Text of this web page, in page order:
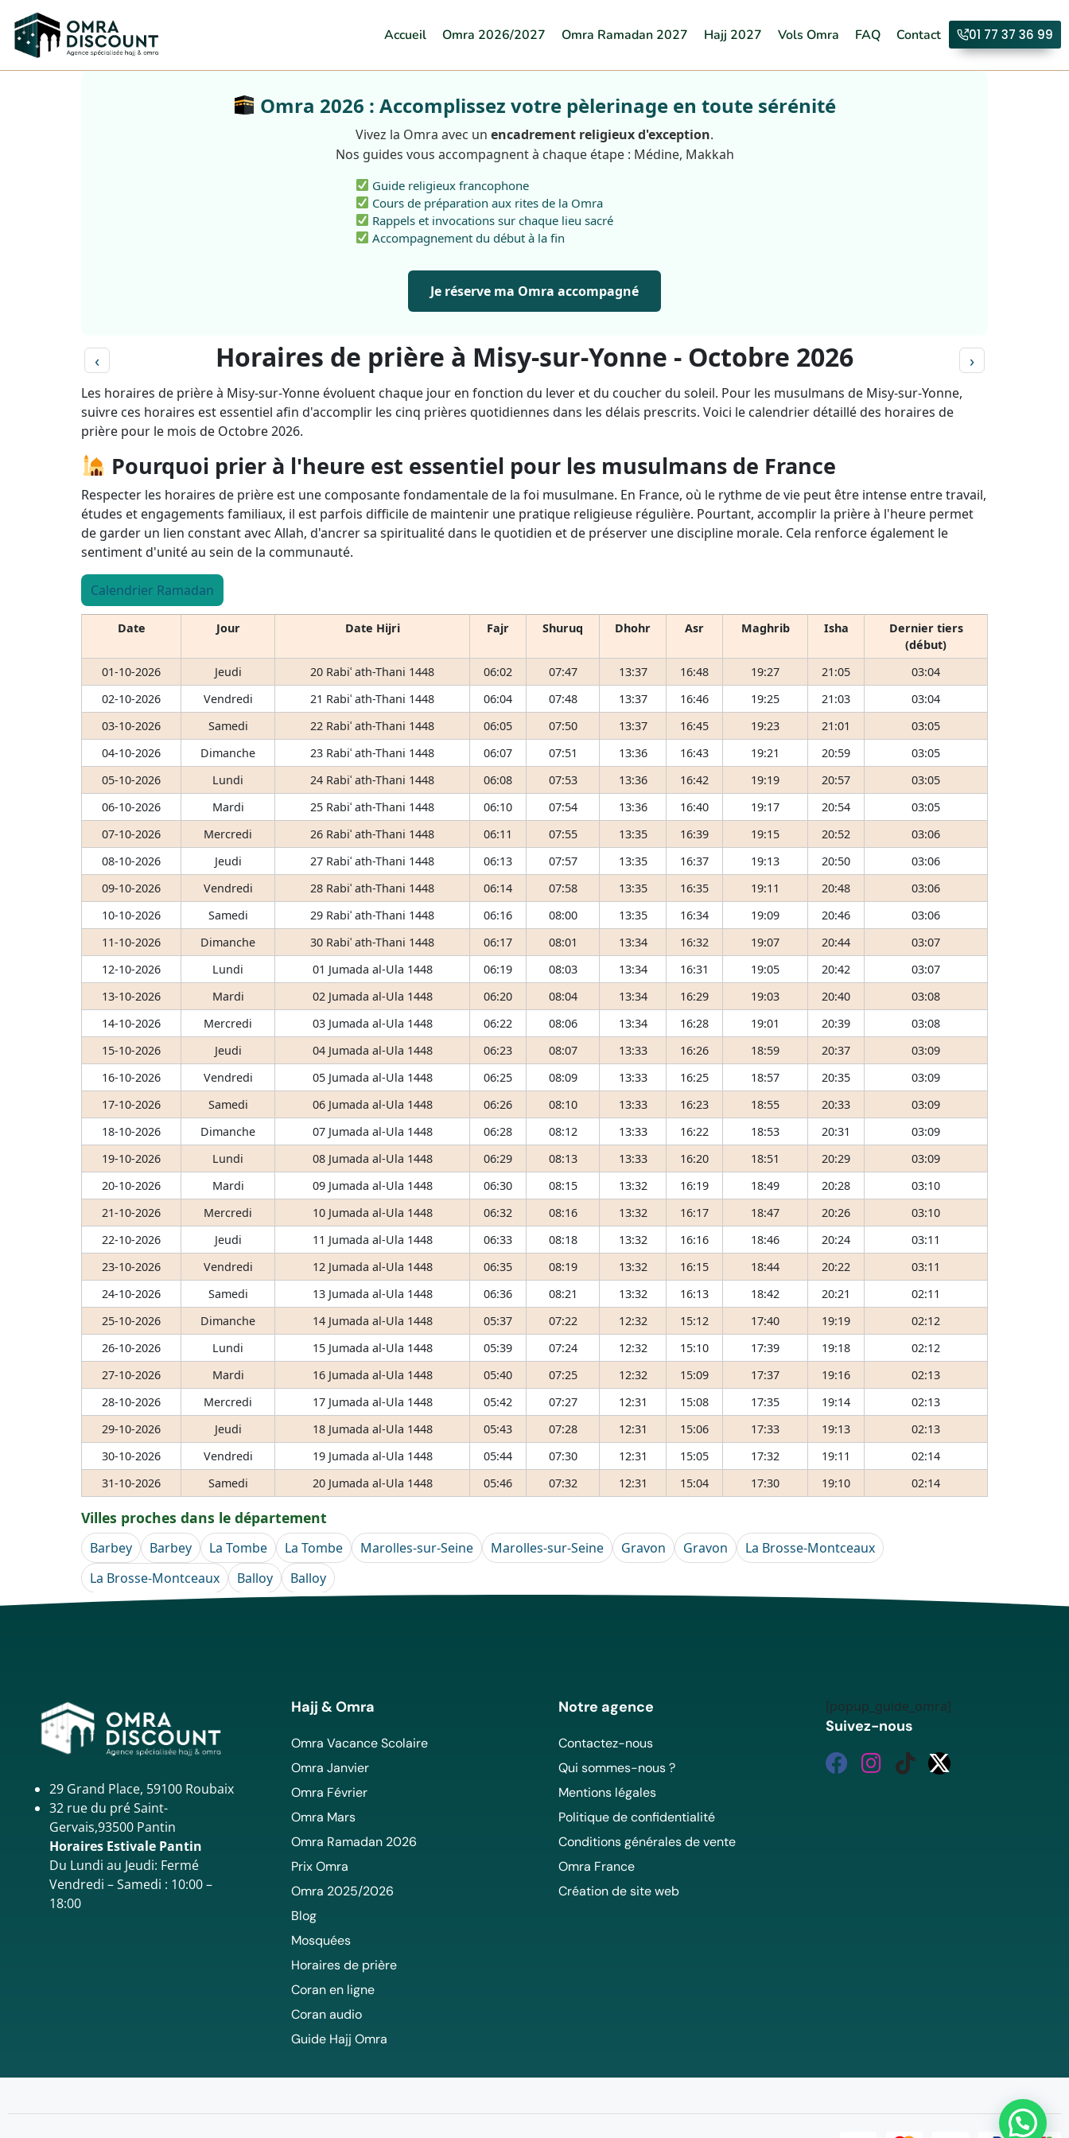
Accueil Omra 2026/2027 Omra Ramadan 2027 Hajj 2027 Vols Omra FAQ Contact 01 77 37 36 99
Omra 2026 : Accomplissez votre pèlerinage en toute sérénité
Vivez la Omra avec un encadrement religieux d'exception.
Nos guides vous accompagnent à chaque étape : Médine, Makkah
Guide religieux francophone
Cours de préparation aux rites de la Omra
Rappels et invocations sur chaque lieu sacré
Accompagnement du début à la fin
Je réserve ma Omra accompagné
‹ Horaires de prière à Misy-sur-Yonne - Octobre 2026 ›
Les horaires de prière à Misy-sur-Yonne évoluent chaque jour en fonction du lever et du coucher du soleil. Pour les musulmans de Misy-sur-Yonne,
suivre ces horaires est essentiel afin d'accomplir les cinq prières quotidiennes dans les délais prescrits. Voici le calendrier détaillé des horaires de
prière pour le mois de Octobre 2026.
Pourquoi prier à l'heure est essentiel pour les musulmans de France
Respecter les horaires de prière est une composante fondamentale de la foi musulmane. En France, où le rythme de vie peut être intense entre travail,
études et engagements familiaux, il est parfois difficile de maintenir une pratique religieuse régulière. Pourtant, accomplir la prière à l'heure permet
de garder un lien constant avec Allah, d'ancrer sa spiritualité dans le quotidien et de préserver une discipline morale. Cela renforce également le
sentiment d'unité au sein de la communauté.
Calendrier Ramadan
Date Jour Date Hijri Fajr Shuruq Dhohr Asr Maghrib Isha
Dernier tiers
(début)
01-10-2026
Jeudi 20 Rabiʿ ath-Thani 1448 06:02 07:47 13:37 16:48 19:27 21:05
03:04
02-10-2026
Vendredi 21 Rabiʿ ath-Thani 1448 06:04 07:48 13:37 16:46 19:25 21:03
03:04
03-10-2026
Samedi 22 Rabiʿ ath-Thani 1448 06:05 07:50 13:37 16:45 19:23 21:01
03:05
04-10-2026
Dimanche 23 Rabiʿ ath-Thani 1448 06:07 07:51 13:36 16:43 19:21 20:59
03:05
05-10-2026
Lundi 24 Rabiʿ ath-Thani 1448 06:08 07:53 13:36 16:42 19:19 20:57
03:05
06-10-2026
Mardi 25 Rabiʿ ath-Thani 1448 06:10 07:54 13:36 16:40 19:17 20:54
03:05
07-10-2026
Mercredi 26 Rabiʿ ath-Thani 1448 06:11 07:55 13:35 16:39 19:15 20:52
03:06
08-10-2026
Jeudi 27 Rabiʿ ath-Thani 1448 06:13 07:57 13:35 16:37 19:13 20:50
03:06
09-10-2026
Vendredi 28 Rabiʿ ath-Thani 1448 06:14 07:58 13:35 16:35 19:11 20:48
03:06
10-10-2026
Samedi 29 Rabiʿ ath-Thani 1448 06:16 08:00 13:35 16:34 19:09 20:46
03:06
11-10-2026
Dimanche 30 Rabiʿ ath-Thani 1448 06:17 08:01 13:34 16:32 19:07 20:44
03:07
12-10-2026
Lundi 01 Jumada al-Ula 1448 06:19 08:03 13:34 16:31 19:05 20:42
03:07
13-10-2026
Mardi 02 Jumada al-Ula 1448 06:20 08:04 13:34 16:29 19:03 20:40
03:08
14-10-2026
Mercredi 03 Jumada al-Ula 1448 06:22 08:06 13:34 16:28 19:01 20:39
03:08
15-10-2026
Jeudi 04 Jumada al-Ula 1448 06:23 08:07 13:33 16:26 18:59 20:37
03:09
16-10-2026
Vendredi 05 Jumada al-Ula 1448 06:25 08:09 13:33 16:25 18:57 20:35
03:09
17-10-2026
Samedi 06 Jumada al-Ula 1448 06:26 08:10 13:33 16:23 18:55 20:33
03:09
18-10-2026
Dimanche 07 Jumada al-Ula 1448 06:28 08:12 13:33 16:22 18:53 20:31
03:09
19-10-2026
Lundi 08 Jumada al-Ula 1448 06:29 08:13 13:33 16:20 18:51 20:29
03:09
20-10-2026
Mardi 09 Jumada al-Ula 1448 06:30 08:15 13:32 16:19 18:49 20:28
03:10
21-10-2026
Mercredi 10 Jumada al-Ula 1448 06:32 08:16 13:32 16:17 18:47 20:26
03:10
22-10-2026
Jeudi 11 Jumada al-Ula 1448 06:33 08:18 13:32 16:16 18:46 20:24
03:11
23-10-2026
Vendredi 12 Jumada al-Ula 1448 06:35 08:19 13:32 16:15 18:44 20:22
03:11
24-10-2026
Samedi 13 Jumada al-Ula 1448 06:36 08:21 13:32 16:13 18:42 20:21
02:11
25-10-2026
Dimanche 14 Jumada al-Ula 1448 05:37 07:22 12:32 15:12 17:40 19:19
02:12
26-10-2026
Lundi 15 Jumada al-Ula 1448 05:39 07:24 12:32 15:10 17:39 19:18
02:12
27-10-2026
Mardi 16 Jumada al-Ula 1448 05:40 07:25 12:32 15:09 17:37 19:16
02:13
28-10-2026
Mercredi 17 Jumada al-Ula 1448 05:42 07:27 12:31 15:08 17:35 19:14
02:13
29-10-2026
Jeudi 18 Jumada al-Ula 1448 05:43 07:28 12:31 15:06 17:33 19:13
02:13
30-10-2026
Vendredi 19 Jumada al-Ula 1448 05:44 07:30 12:31 15:05 17:32 19:11
02:14
31-10-2026
Samedi 20 Jumada al-Ula 1448 05:46 07:32 12:31 15:04 17:30 19:10 02:14
Villes proches dans le département
Barbey Barbey La Tombe La Tombe Marolles-sur-Seine Marolles-sur-Seine Gravon Gravon
La Brosse-Montceaux
La Brosse-Montceaux
Balloy Balloy
29 Grand Place, 59100 Roubaix
32 rue du pré Saint-
Gervais,93500 Pantin
Horaires Estivale Pantin
Du Lundi au Jeudi: Fermé
Vendredi – Samedi : 10:00 –
18:00
Hajj & Omra
Omra Vacance Scolaire
Omra Janvier
Omra Février
Omra Mars
Omra Ramadan 2026
Prix Omra
Omra 2025/2026
Blog
Mosquées
Horaires de prière
Coran en ligne
Coran audio
Guide Hajj Omra
Notre agence
Contactez-nous
Qui sommes-nous ?
Mentions légales
Politique de confidentialité
Conditions générales de vente
Omra France
Création de site web
[popup_guide_omra]
Suivez-nous